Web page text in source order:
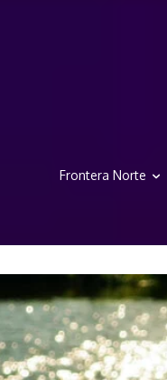
Frontera Norte